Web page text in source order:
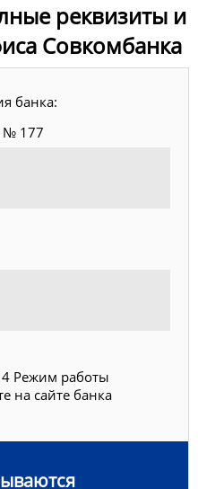
реквизиты и
Совкомбанка
банка:
177
Режим работы
на сайте банка